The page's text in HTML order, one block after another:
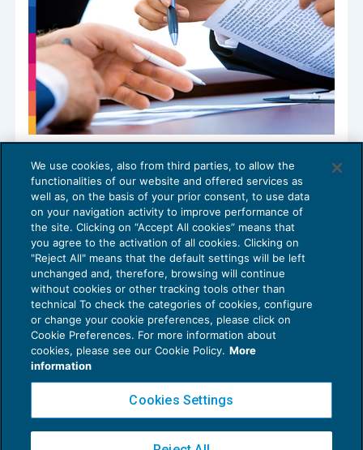
Necessità di tenere distinte legitimatio
ad causam e legittimazione a ricevere
l’impugnazione
IMPUGNAZIONI18/05/2026
Privacy Policy
Cookie Policy
Copyright 2016 ©Gruppo Euroconference S.p.A.v2.32.2
We use cookies, also from third parties, to allow the
functionalities of our website and offered services as
well as, on the basis of your prior consent, to use data
on your navigation activity to improve performance of
the site. Clicking on “Accept All cookies” means that
you agree to the activation of all cookies. Clicking on
"Reject All" means that the default settings will be left
unchanged and, therefore, browsing will continue
without cookies or other tracking tools other than
technical To check the categories of cookies, configure
or change your cookie preferences, please click on
Cookie Preferences. For more information about
cookies, please see our Cookie Policy. More
information
Cookies Settings